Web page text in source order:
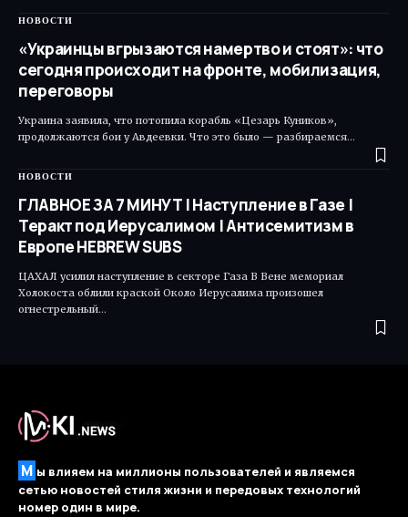
НОВОСТИ
«Украинцы вгрызаются намертво и стоят»: что
сегодня происходит на фронте, мобилизация,
переговоры
Украина заявила, что потопила корабль «Цезарь Куников»,
продолжаются бои у Авдеевки. Что это было — разбираемся…
НОВОСТИ
ГЛАВНОЕ ЗА 7 МИНУТ | Наступление в Газе |
Теракт под Иерусалимом | Антисемитизм в
Европе HEBREW SUBS
ЦАХАЛ усилил наступление в секторе Газа В Вене мемориал
Холокоста облили краской Около Иерусалима произошел
огнестрельный…
М ы влияем на миллионы пользователей и являемся
сетью новостей стиля жизни и передовых технологий
номер один в мире.